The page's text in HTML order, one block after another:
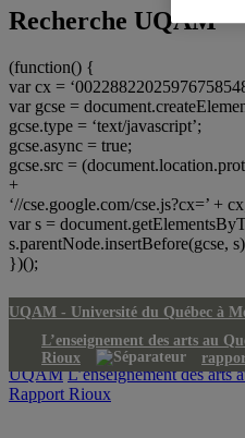
Recherche UQAM
(function() {
var cx =
var gcse =
gcse.type = ‘text/javascript’;
gcse.async = true;
gcse.src =
+
‘//cse.google.com/cse.js?cx=’ +
var s =
s.parentNode.insertBefore(gcse,
})();
UQAM - Université du Québec à
L’enseignement des arts au
Rioux
UQAM L’enseignement des arts
Rapport Rioux